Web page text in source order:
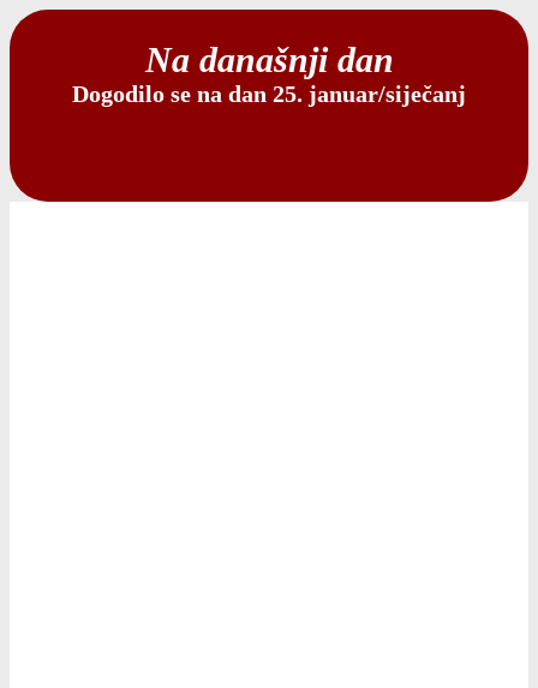
Na današnji dan
Dogodilo se na dan 25. januar/siječanj